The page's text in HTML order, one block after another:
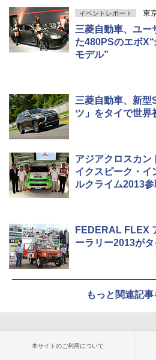
イベントレポート 東
三菱自動車、ユー
た480PSのエボ
モデル”
三菱自動車、新型
ツ」をタイで世界
アジアクロスカン
イクスピーク・イ
ルクライム2013
FEDERAL FLEX
ーラリー2013が
もっと関連記事
本サイトのご利用について